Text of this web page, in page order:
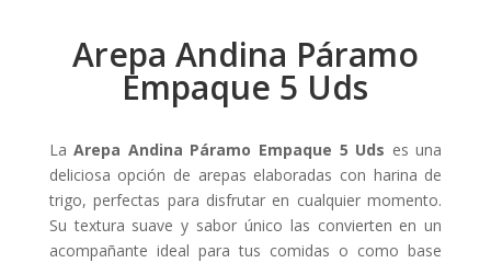
Arepa Andina Páramo
Empaque 5 Uds
LaArepa Andina Páramo Empaque 5 Uds es una
deliciosa opción de arepas elaboradas con harina de
trigo, perfectas para disfrutar en cualquier momento.
Su textura suave y sabor único las convierten en un
acompañante ideal para tus comidas o como base